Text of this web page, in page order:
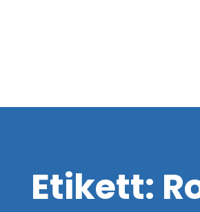
Etikett: